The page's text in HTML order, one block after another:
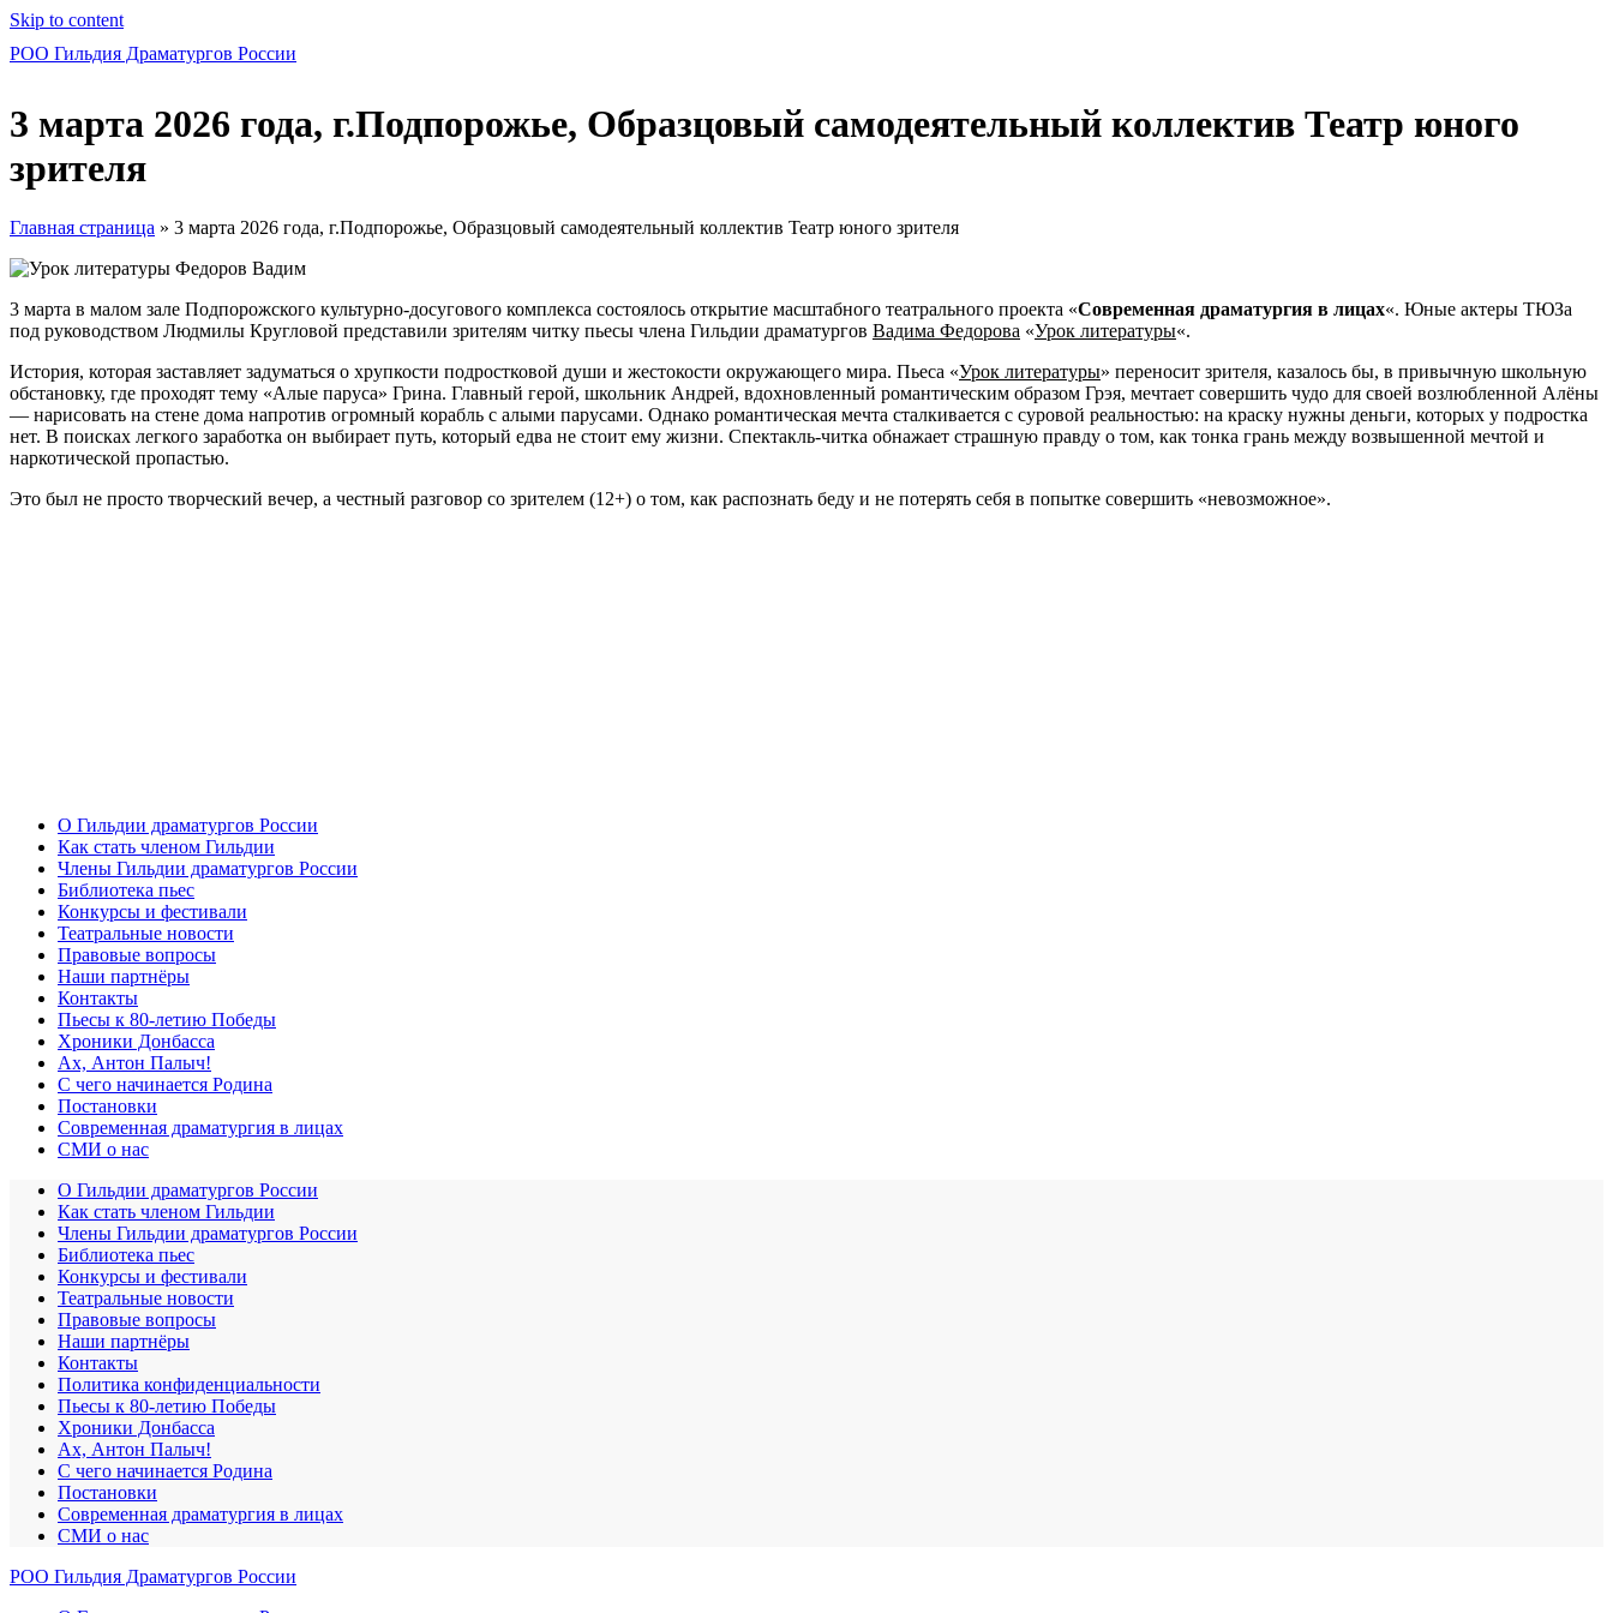
Skip to content
РОО Гильдия Драматургов России
3 марта 2026 года, г.Подпорожье, Образцовый самодеятельный коллектив Театр юного
зрителя
Главная страница » 3 марта 2026 года, г.Подпорожье, Образцовый самодеятельный коллектив Театр юного зрителя
3 марта в малом зале Подпорожского культурно-досугового комплекса состоялось открытие масштабного театрального проекта «Современная драматургия в лицах«. Юные актеры ТЮЗа
под руководством Людмилы Кругловой представили зрителям читку пьесы члена Гильдии драматургов Вадима Федорова «Урок литературы«.
История, которая заставляет задуматься о хрупкости подростковой души и жестокости окружающего мира. Пьеса «Урок литературы» переносит зрителя, казалось бы, в привычную школьную
обстановку, где проходят тему «Алые паруса» Грина. Главный герой, школьник Андрей, вдохновленный романтическим образом Грэя, мечтает совершить чудо для своей возлюбленной Алёны
— нарисовать на стене дома напротив огромный корабль с алыми парусами. Однако романтическая мечта сталкивается с суровой реальностью: на краску нужны деньги, которых у подростка
нет. В поисках легкого заработка он выбирает путь, который едва не стоит ему жизни. Спектакль-читка обнажает страшную правду о том, как тонка грань между возвышенной мечтой и
наркотической пропастью.
Это был не просто творческий вечер, а честный разговор со зрителем (12+) о том, как распознать беду и не потерять себя в попытке совершить «невозможное».
О Гильдии драматургов России
Как стать членом Гильдии
Члены Гильдии драматургов России
Библиотека пьес
Конкурсы и фестивали
Театральные новости
Правовые вопросы
Наши партнёры
Контакты
Пьесы к 80-летию Победы
Хроники Донбасса
Ах, Антон Палыч!
С чего начинается Родина
Постановки
Современная драматургия в лицах
СМИ о нас
О Гильдии драматургов России
Как стать членом Гильдии
Члены Гильдии драматургов России
Библиотека пьес
Конкурсы и фестивали
Театральные новости
Правовые вопросы
Наши партнёры
Контакты
Политика конфиденциальности
Пьесы к 80-летию Победы
Хроники Донбасса
Ах, Антон Палыч!
С чего начинается Родина
Постановки
Современная драматургия в лицах
СМИ о нас
РОО Гильдия Драматургов России